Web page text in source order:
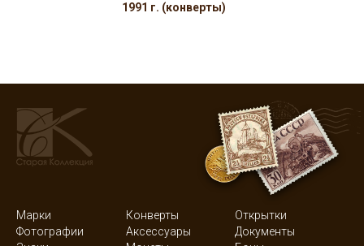
1991 г. (конверты)
Марки Конверты
Открытки
Фотографии
Аксессуары
Документы